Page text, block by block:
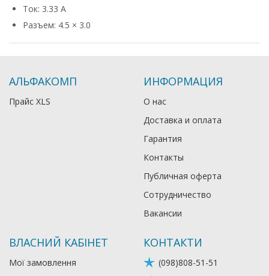
Ток: 3.33 А
Разъем: 4.5 × 3.0
АЛЬФАКОМП
Прайс XLS
ИНФОРМАЦИЯ
О нас
Доставка и оплата
Гарантия
Контакты
Публичная оферта
Сотрудничество
Вакансии
ВЛАСНИЙ КАБІНЕТ
Мої замовлення
КОНТАКТИ
(098)808-51-51